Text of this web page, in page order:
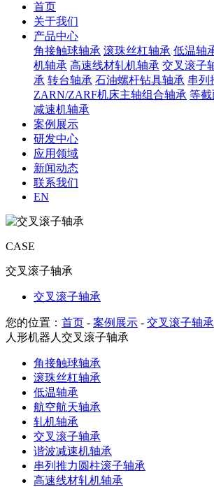
首页
关于我们
产品中心
角接触球轴承 滚珠丝杠轴承 低温轴
机轴承 高速线材轧机轴承 交叉滚子
承 转台轴承 石油螺杆钻具轴承 串列
ZARN/ZARF机床主轴组合轴承 等截
减速机轴承
案例展示
研发中心
应用领域
新闻动态
联系我们
EN
CASE
交叉滚子轴承
交叉滚子轴承
您的位置： 首页 - 案例展示 - 交叉滚子轴承
人形机器人交叉滚子轴承
角接触球轴承
滚珠丝杠轴承
低温轴承
航空航天轴承
轧机轴承
交叉滚子轴承
谐波减速机轴承
串列推力圆柱滚子轴承
高速线材轧机轴承